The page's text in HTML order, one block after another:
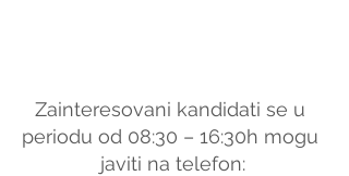
Zainteresovani kandidati se u
periodu od 08:30 – 16:30h mogu
javiti na telefon: